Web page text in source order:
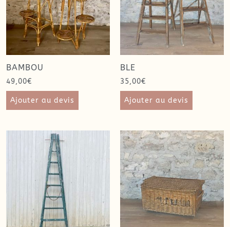
BAMBOU
49,00€
Ajouter au devis
BLE
35,00€
Ajouter au devis